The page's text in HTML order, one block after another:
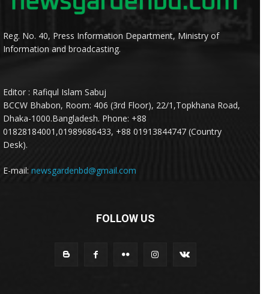
Reg. No. 40, Press Information Department, Ministry of
Information and broadcasting.
Editor : Rafiqul Islam Sabuj
BCCW Bhabon, Room: 406 (3rd Floor), 22/1,Topkhana Road,
Dhaka-1000.Bangladesh. Phone: +88
01828184001,01989686433, +88 01913844747 (Country
Desk).
E-mail: newsgardenbd@gmail.com
FOLLOW US